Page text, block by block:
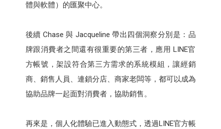
體與軟體）的匯聚中心。
後續 Chase 與 Jacqueline 帶出四個洞察分別是：品
牌跟消費者之間還有很重要的第三者，應用 LINE官
方帳號，架設符合第三方需求的系統模組，讓經銷
商、銷售人員、連鎖分店、商家老闆等，都可以成為
協助品牌一起面對消費者，協助銷售。
再來是，個人化體驗已進入動態式，透過LINE官方帳